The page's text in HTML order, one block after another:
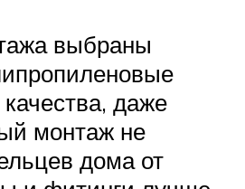
выбраны
даже
монтаж не
дома от